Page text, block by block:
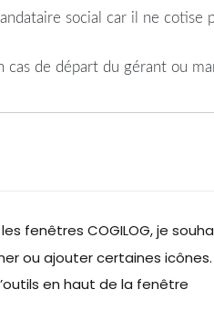
social car il ne cotise
cas de départ du gérant ou
fenêtres COGILOG, je
ou ajouter certaines
en haut de la fenêtre